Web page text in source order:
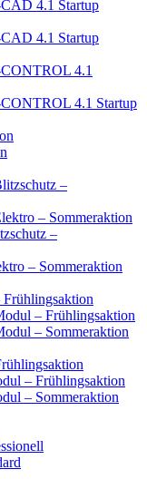
4.1 Startup
4.1 Startup
4.1
4.1 Startup
–
– Sommeraktion
–
– Sommeraktion
– Frühlingsaktion
– Sommeraktion
– Frühlingsaktion
– Sommeraktion